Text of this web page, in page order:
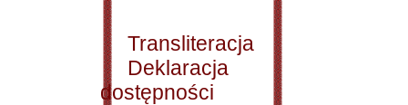
Transliteracja
Deklaracja
dostępności